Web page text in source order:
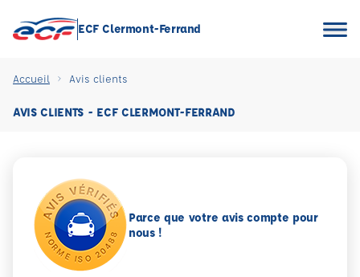
ECF Clermont-Ferrand
Accueil Avis clients
AVIS CLIENTS - ECF CLERMONT-FERRAND
Parce que votre avis compte pour
nous !